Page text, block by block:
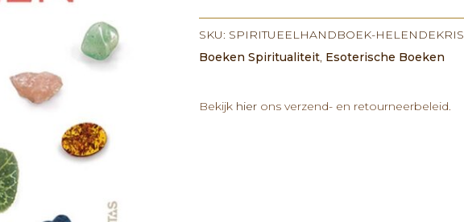
-
Helende
Kristallen
SKU: SPIRITUEELHANDBOEK-HELENDEKRIS
Boeken Spiritualiteit, Esoterische Boeken
Bekijk hier ons verzend- en retourneerbeleid.